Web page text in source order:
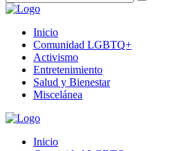
Inicio
Comunidad LGBTQ+
Activismo
Entretenimiento
Salud y Bienestar
Miscelánea
Inicio